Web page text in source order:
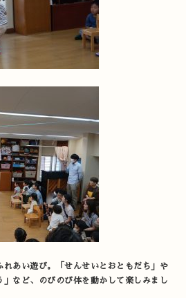
れあい遊び。「せんせいとおともだち」や
」など、のびのび体を動かして楽しみまし